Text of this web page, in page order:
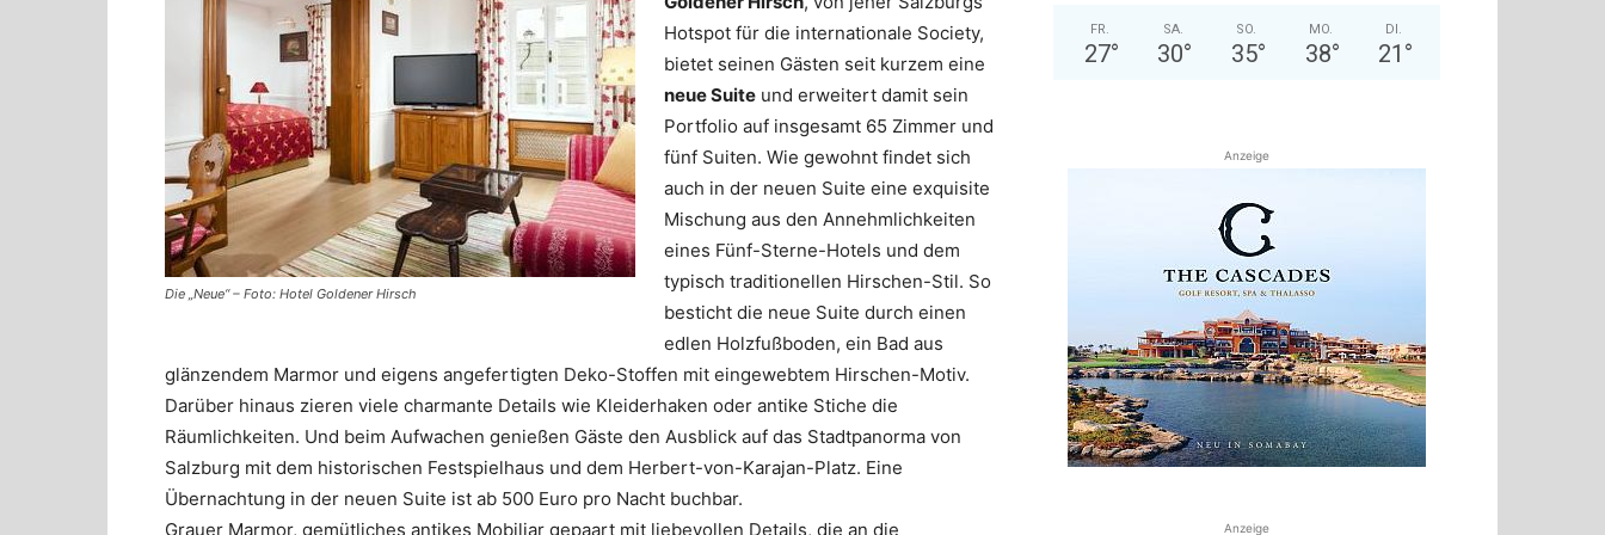
Die „Neue“ – Foto: Hotel Goldener Hirsch
Hotspot für die internationale Society,
bietet seinen Gästen seit kurzem eine
neue Suite und erweitert damit sein
Portfolio auf insgesamt 65 Zimmer und
fünf Suiten. Wie gewohnt findet sich
auch in der neuen Suite eine exquisite
Mischung aus den Annehmlichkeiten
eines Fünf-Sterne-Hotels und dem
typisch traditionellen Hirschen-Stil. So
besticht die neue Suite durch einen
edlen Holzfußboden, ein Bad aus
glänzendem Marmor und eigens angefertigten Deko-Stoffen mit eingewebtem Hirschen-Motiv.
Darüber hinaus zieren viele charmante Details wie Kleiderhaken oder antike Stiche die
Räumlichkeiten. Und beim Aufwachen genießen Gäste den Ausblick auf das Stadtpanorma von
Salzburg mit dem historischen Festspielhaus und dem Herbert-von-Karajan-Platz. Eine
Übernachtung in der neuen Suite ist ab 500 Euro pro Nacht buchbar.
Grauer Marmor, gemütliches antikes Mobiliar gepaart mit liebevollen Details, die an die
FR.
27°
SA.
30°
SO.
35°
MO.
38°
DI.
21 °
Anzeige
Anzeige